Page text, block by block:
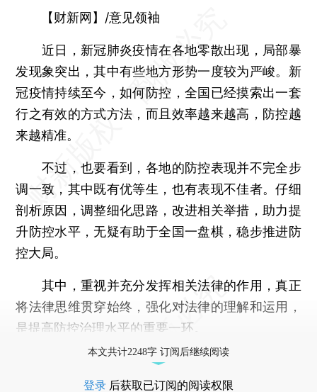
【财新网】/意见领袖
近日，新冠肺炎疫情在各地零散出现，局部暴
发现象突出，其中有些地方形势一度较为严峻。新
冠疫情持续至今，如何防控，全国已经摸索出一套
行之有效的方式方法，而且效率越来越高，防控越
来越精准。
不过，也要看到，各地的防控表现并不完全步
调一致，其中既有优等生，也有表现不佳者。仔细
剖析原因，调整细化思路，改进相关举措，助力提
升防控水平，无疑有助于全国一盘棋，稳步推进防
控大局。
其中，重视并充分发挥相关法律的作用，真正
将法律思维贯穿始终，强化对法律的理解和运用，
是提高防控治理水平的重要一环。
本文共计2248字 订阅后继续阅读
登录 后获取已订阅的阅读权限